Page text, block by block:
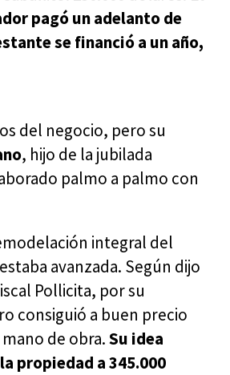
pagó un adelanto de
se financió a un año,
del negocio, pero su
, hijo de la jubilada
palmo a palmo con
integral del
avanzada. Según dijo
Pollicita, por su
consiguió a buen precio
de obra.Su idea
propiedad a 345.000